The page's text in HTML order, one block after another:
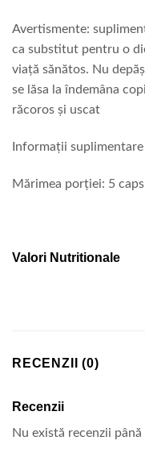
Avertismente:
ca substitut pentru o
viață sănătos. Nu
se lăsa la îndemâna
răcoros și uscat
Informații suplimentare
Mărimea porției: 5
Valori Nutritionale
RECENZII (0)
Recenzii
Nu există recenzii până